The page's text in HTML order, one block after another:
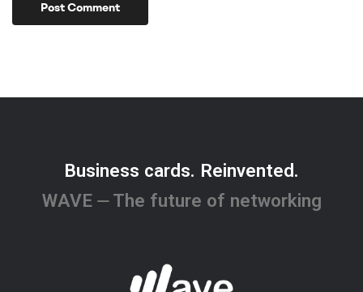
Business cards. Reinvented.
WAVE ⏤ The future of networking